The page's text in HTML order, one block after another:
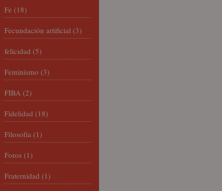
Fe (18)
Fecundación artificial (3)
felicidad (5)
Feminismo (3)
FIBA (2)
Fidelidad (18)
Filosofía (1)
Foros (1)
Fraternidad (1)